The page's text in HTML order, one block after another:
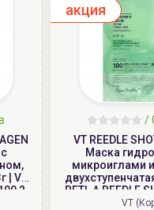
| VT
2
/
VT REEDLE
Маска
микроиглами
RETI-A REEDLE
HydrogelVT
aкция